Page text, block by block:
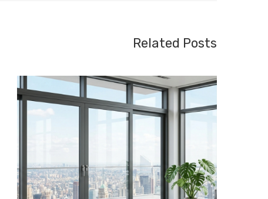
Related Posts